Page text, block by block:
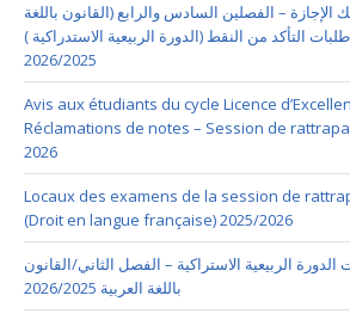
الإجازة – الفصلين السادس والرابع (القانون باللغة
التأكد من النقط (الدورة الربيعية الاستدراكية )
2026/2025
Avis aux étudiants du cycle Licence
Réclamations de notes – Session de
2026
Locaux des examens de la session de
(Droit en langue française) 2025/2026
الدورة الربيعية الاستراكية – الفصل الثاني/القانون
باللغة العربية 2026/2025